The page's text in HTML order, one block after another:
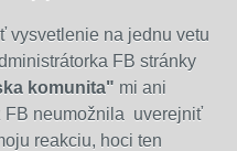
vysvetlenie na jednu vetu
FB stránky
komunita" mi ani
FB neumožnila uverejniť
reakciu, hoci ten